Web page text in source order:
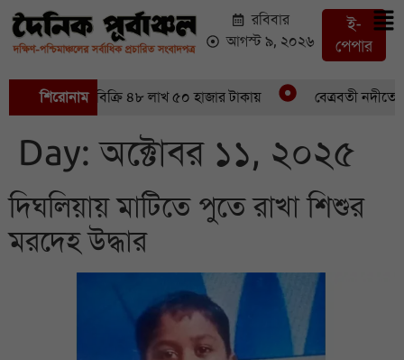
রবিবার
আগস্ট ৯, ২০২৬
ই-
পেপার
শিরোনাম
৪৬ মণ ইলিশবিক্রি ৪৮ লাখ ৫০ হাজার টাকায় বেত্রবতী নদীতে
Day:অক্টোবর ১১, ২০২৫
দিঘলিয়ায় মাটিতে পুতে রাখা শিশুর
মরদেহ উদ্ধার